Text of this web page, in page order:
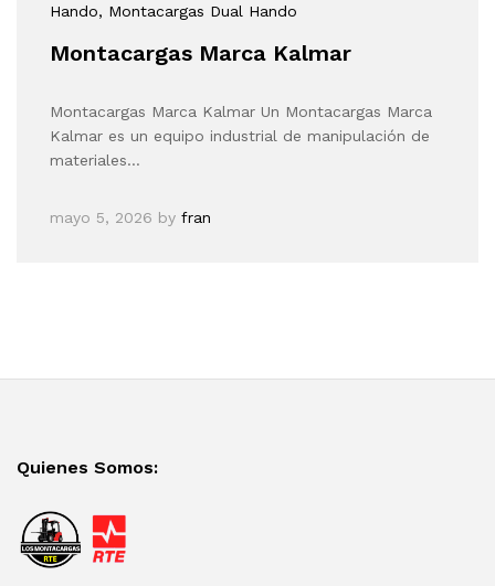
Hando, Montacargas Dual Hando
Montacargas Marca Kalmar
Montacargas Marca Kalmar Un Montacargas Marca
Kalmar es un equipo industrial de manipulación de
materiales…
mayo 5, 2026 by fran
Quienes Somos: